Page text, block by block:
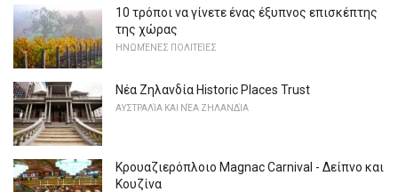
10 τρόποι να γίνετε ένας έξυπνος επισκέπτης
της χώρας
ΗΝΩΜΈΝΕΣ ΠΟΛΙΤΕΊΕΣ
Νέα Ζηλανδία Historic Places Trust
ΑΥΣΤΡΑΛΊΑ ΚΑΙ ΝΈΑ ΖΗΛΑΝΔΊΑ
Κρουαζιερόπλοιο Magnac Carnival - Δείπνο και
Κουζίνα